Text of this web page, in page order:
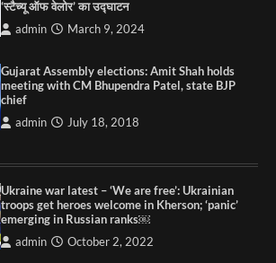
‘स्टैच्यू ऑफ वेलोर’ का उद्घाटन
admin March 9, 2024
Gujarat Assembly elections: Amit Shah holds
meeting with CM Bhupendra Patel, state BJP
chief
admin July 18, 2018
Ukraine war latest – ‘We are free’: Ukrainian
troops get heroes welcome in Kherson; ‘panic’
emerging in Russian ranks￼
admin October 2, 2022